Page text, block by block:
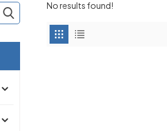
No results found!